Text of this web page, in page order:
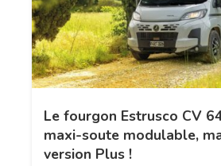
Le fourgon Estrusco CV
maxi-soute modulable,
version Plus !